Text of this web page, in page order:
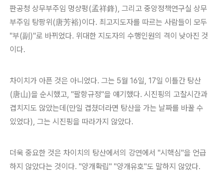
판공청 상무부주임 멍샹펑(孟祥鋒), 그리고 중앙정책연구실 상무
부주임 탕팡위(唐芳裕)이다. 최고지도자를 따르는 사람들이 모두
"부(副)"로 바뀌었다. 위대한 지도자의 수행인원의 격이 낮아진 것
이다.
차이치가 아픈 것은 아니었다. 그는 5월 16일, 17일 이틀간 탕산
(唐山)을 순시했고, "팔항규정"을 얘기했다. 시진핑의 고찰시간과
겹치지도 않았는데(만일 겹쳤더라면 탕산을 가는 날짜를 바꿀 수
있었다), 그는 시진핑을 따라가지 않았다.
더욱 중요한 것은 차이치의 탕산에서의 강연에서 "시핵심"을 언급
하지 않았다는 것이다. "양개확립" "양개유호"도 말하지 않았다.